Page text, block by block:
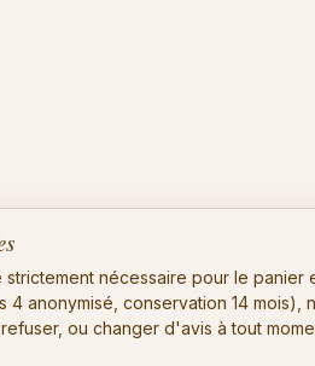
strictement nécessaire pour le panier
4 anonymisé, conservation 14
ou changer d'avis à tout